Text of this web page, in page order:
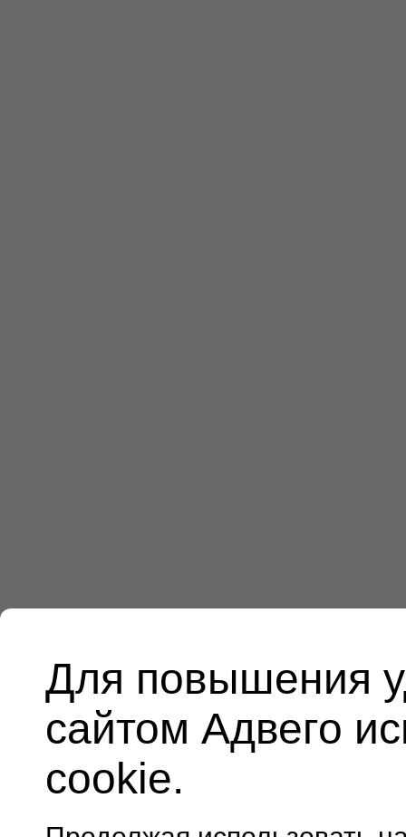
Для повышения
сайтом Адвего
cookie.